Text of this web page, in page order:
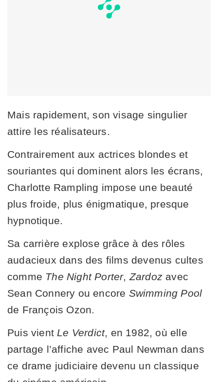
Mais rapidement, son visage singulier
attire les réalisateurs.
Contrairement aux actrices blondes et
souriantes qui dominent alors les écrans,
Charlotte Rampling impose une beauté
plus froide, plus énigmatique, presque
hypnotique.
Sa carrière explose grâce à des rôles
audacieux dans des films devenus cultes
comme The Night Porter, Zardoz avec
Sean Connery ou encore Swimming Pool
de François Ozon.
Puis vient Le Verdict, en 1982, où elle
partage l’affiche avec Paul Newman dans
ce drame judiciaire devenu un classique